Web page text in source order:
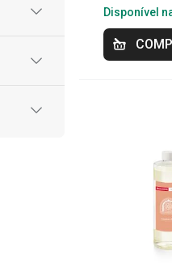
Disponível